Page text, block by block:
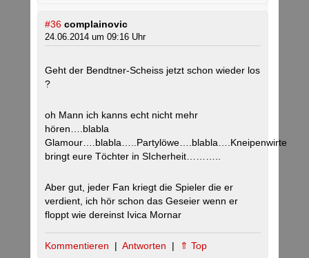
#36 complainovic
24.06.2014 um 09:16 Uhr
Geht der Bendtner-Scheiss jetzt schon wieder los
?
oh Mann ich kanns echt nicht mehr
hören….blabla
Glamour….blabla…..Partylöwe….blabla….Kneipenwirte
bringt eure Töchter in SIcherheit………..
Aber gut, jeder Fan kriegt die Spieler die er
verdient, ich hör schon das Geseier wenn er
floppt wie dereinst Ivica Mornar
Kommentieren | Antworten | ⇑ Top